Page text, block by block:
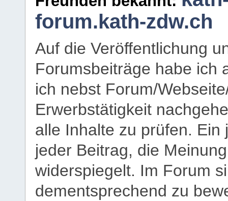
forum.kath-zdw.ch
Auf die Veröffentlichung
Forumsbeiträge habe ich
ich nebst Forum/
Erwerbstätigkeit
alle Inhalte zu prüfen.
jeder Beitrag, die
widerspiegelt. Im Forum
dementsprechend zu